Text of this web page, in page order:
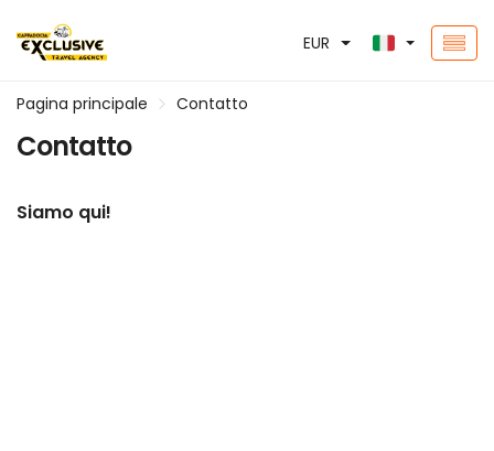
EUR
Pagina principale Contatto
Contatto
Siamo qui!